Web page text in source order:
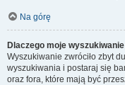
Na górę
Dlaczego moje
Wyszukiwanie zwróciło zbyt
wyszukiwania i postaraj się
oraz fora, które mają być